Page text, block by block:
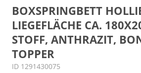
BOXSPRINGBETT
LIEGEFLÄCHE CA.
STOFF, ANTHRAZIT,
TOPPER
ID 1291430075